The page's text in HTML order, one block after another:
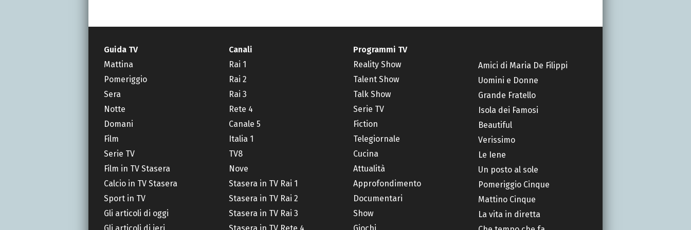
Guida TV
Mattina
Pomeriggio
Sera
Notte
Domani
Film
Serie TV
Film in TV Stasera
Calcio in TV Stasera
Sport in TV
Gli articoli di oggi
Canali
Rai 1
Rai 2
Rai 3
Rete 4
Canale 5
Italia 1
TV8
Nove
Stasera in TV Rai 1
Stasera in TV Rai 2
Stasera in TV Rai 3
Programmi TV
Reality Show
Talent Show
Talk Show
Serie TV
Fiction
Telegiornale
Cucina
Attualità
Approfondimento
Documentari
Show
Amici di Maria De Filippi
Uomini e Donne
Grande Fratello
Isola dei Famosi
Beautiful
Verissimo
Le Iene
Un posto al sole
Pomeriggio Cinque
Mattino Cinque
La vita in diretta